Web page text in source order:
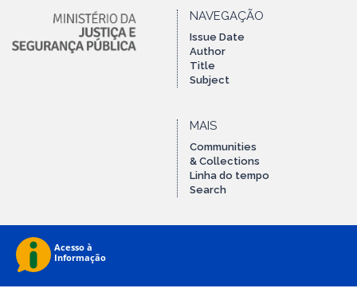
NAVEGAÇÃO
Issue Date
Author
Title
Subject
MAIS
Communities
& Collections
Linha do tempo
Search